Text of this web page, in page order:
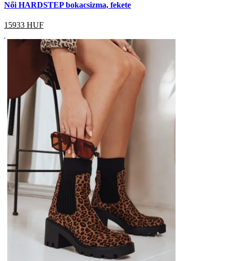
Női HARDSTEP bokacsizma, fekete
15933 HUF